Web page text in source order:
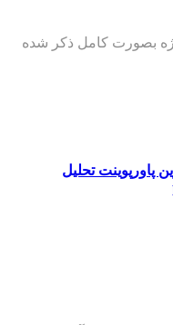
بصورت کامل ذکر شده
پاورپوینت تحلیل